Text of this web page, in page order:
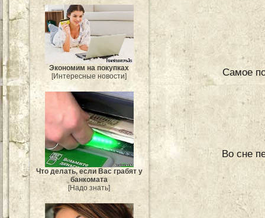
Экономим на покупках
[Интересные новости]
Что делать, если Вас грабят у
банкомата
[Надо знать]
Самое
Во сне